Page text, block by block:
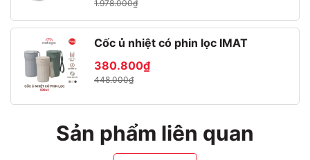
1.978.000₫
Cốc ủ nhiệt có phin lọc IMAT
380.800₫
448.000₫
Sản phẩm liên quan